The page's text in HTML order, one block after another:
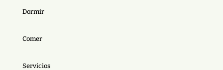
Dormir
Comer
Servicios